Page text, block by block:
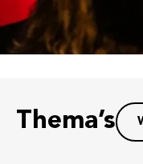
Thema’s